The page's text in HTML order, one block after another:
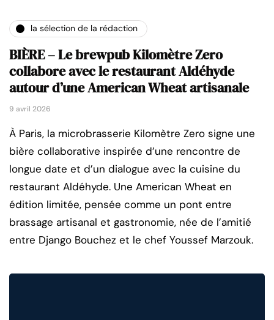
la sélection de la rédaction
BIÈRE – Le brewpub Kilomètre Zero
collabore avec le restaurant Aldéhyde
autour d’une American Wheat artisanale
9 avril 2026
À Paris, la microbrasserie Kilomètre Zero signe une
bière collaborative inspirée d’une rencontre de
longue date et d’un dialogue avec la cuisine du
restaurant Aldéhyde. Une American Wheat en
édition limitée, pensée comme un pont entre
brassage artisanal et gastronomie, née de l’amitié
entre Django Bouchez et le chef Youssef Marzouk.